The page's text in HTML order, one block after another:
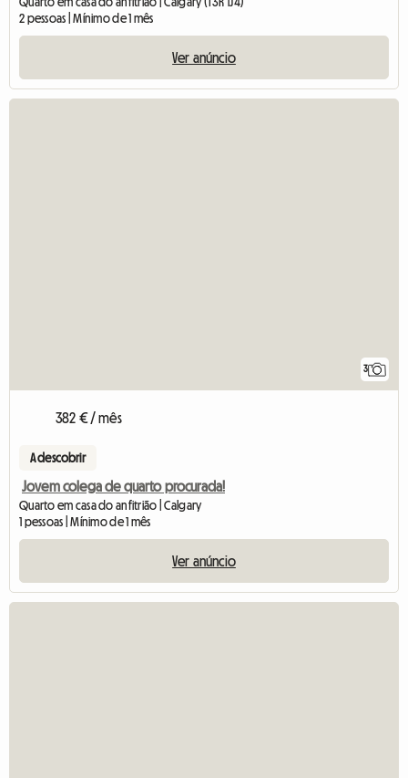
2 pessoas | Mínimo de 1 mês
Ver anúncio
3
382 € / mês
A descobrir
Jovem colega de quarto procurada!
Quarto em casa do anfitrião | Calgary
1 pessoas | Mínimo de 1 mês
Ver anúncio